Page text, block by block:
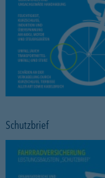
Schutzbrief